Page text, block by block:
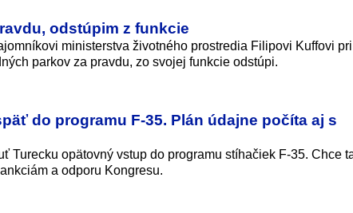
odstúpim z funkcie
ministerstva životného prostredia Filipovi Kuffovi
parkov za pravdu, zo svojej funkcie odstúpi.
do programu F-35. Plán údajne počíta aj s
Turecku opätovný vstup do programu stíhačiek F-35. Chce
a odporu Kongresu.